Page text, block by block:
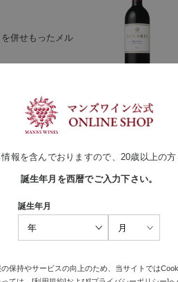
併せもったメル
報を含んでおりますので、20歳以上の方
誕生年月を西暦でご入力下さい。
誕生年月
保持やサービスの向上のため、当サイトでは